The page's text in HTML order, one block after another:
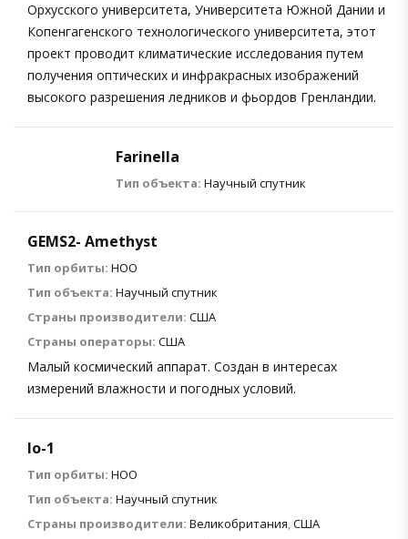
Орхусского университета, Университета Южной Дании и
Копенгагенского технологического университета, этот
проект проводит климатические исследования путем
получения оптических и инфракрасных изображений
высокого разрешения ледников и фьордов Гренландии.
Farinella
Тип объекта: Научный спутник
GEMS2- Amethyst
Тип орбиты: НОО
Тип объекта: Научный спутник
Страны производители: США
Страны операторы: США
Малый космический аппарат. Создан в интересах
измерений влажности и погодных условий.
Io-1
Тип орбиты: НОО
Тип объекта: Научный спутник
Страны производители: Великобритания,США